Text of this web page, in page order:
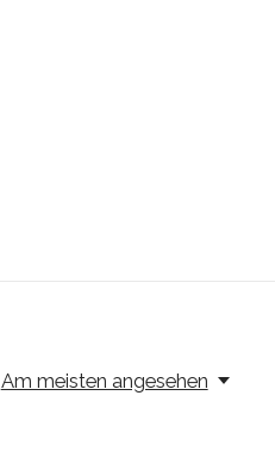
Am meisten angesehen